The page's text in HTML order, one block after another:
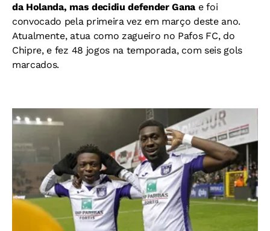
da Holanda, mas decidiu defender Gana e foi
convocado pela primeira vez em março deste ano.
Atualmente, atua como zagueiro no Pafos FC, do
Chipre, e fez 48 jogos na temporada, com seis gols
marcados.